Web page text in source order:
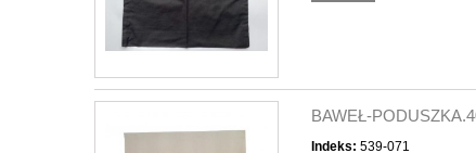
BAWEŁ-
Indeks: 539-071